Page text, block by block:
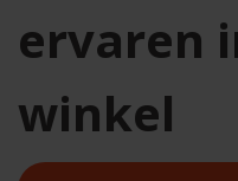
ervaren
winkel